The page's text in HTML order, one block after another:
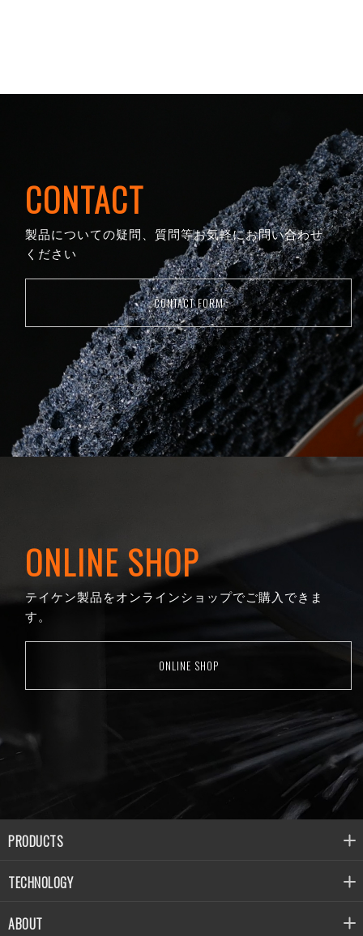
CONTACT
製品についての疑問、質問等お気軽にお問い合わせ
ください
CONTACT FORM
ONLINE SHOP
テイケン製品をオンラインショップでご購入できま
す。
ONLINE SHOP
PRODUCTS
TECHNOLOGY
ABOUT